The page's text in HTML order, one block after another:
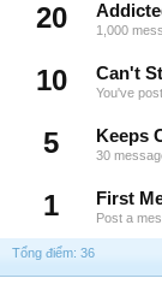
20
1,000
10 Can't
You've
5 Keeps
30
1 First
Post a
Tổng điểm: 36